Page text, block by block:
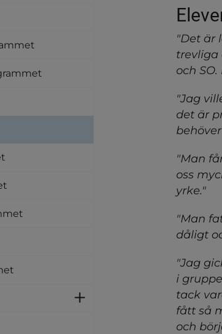
Undersidor
"Det är
trevliga
och
"Jag
det är
"Man
oss
yrke."
"Man
dåligt
"Jag
i
tack
fått så
och